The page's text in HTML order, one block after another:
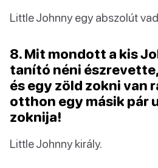
Little Johnny egy abszolút
8. Mit mondott a kis
tanító néni
és egy zöld zokni van
otthon egy másik pár
zoknija!
Little Johnny király.